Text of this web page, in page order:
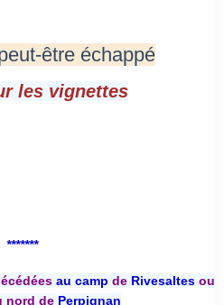
être échappé
les vignettes
*******
au camp deRivesaltesou
nord de Perpignan